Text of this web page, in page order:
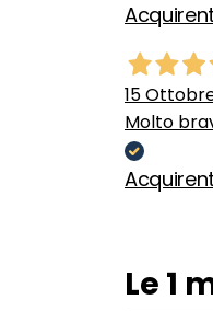
15
Molto
Le 1